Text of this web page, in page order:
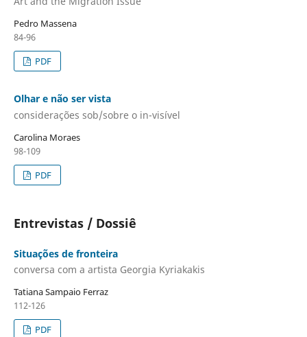
Pedro Massena
84-96
PDF
Olhar e não ser vista
considerações sob/sobre o in-visível
Carolina Moraes
98-109
PDF
Entrevistas / Dossiê
Situações de fronteira
conversa com a artista Georgia Kyriakakis
Tatiana Sampaio Ferraz
112-126
PDF